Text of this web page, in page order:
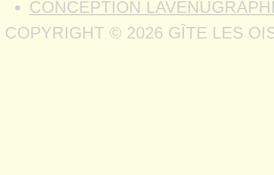
CONCEPTION
COPYRIGHT © 2026 GÎTE LES